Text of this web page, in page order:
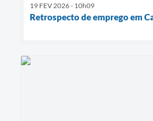
19 FEV 2026 - 10h09
Retrospecto de emprego em